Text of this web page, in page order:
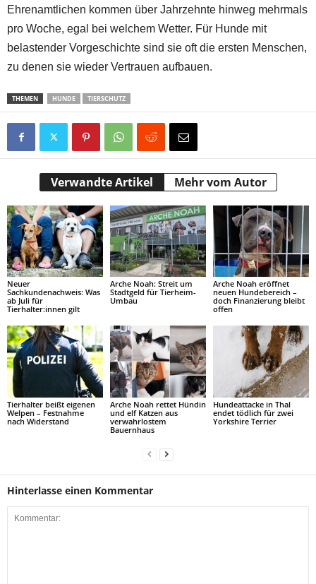
Ehrenamtlichen kommen über Jahrzehnte hinweg mehrmals
pro Woche, egal bei welchem Wetter. Für Hunde mit
belastender Vorgeschichte sind sie oft die ersten Menschen,
zu denen sie wieder Vertrauen aufbauen.
THEMEN HUNDE TIERSCHUTZ
Verwandte Artikel Mehr vom Autor
Neuer
Sachkundenachweis: Was
ab Juli für
Tierhalter:innen gilt
Arche Noah: Streit um
Stadtgeld für Tierheim-
Umbau
Arche Noah eröffnet
neuen Hundebereich –
doch Finanzierung bleibt
offen
Tierhalter beißt eigenen
Welpen – Festnahme
nach Widerstand
Arche Noah rettet Hündin
und elf Katzen aus
verwahrlostem
Bauernhaus
Hundeattacke in Thal
endet tödlich für zwei
Yorkshire Terrier
Hinterlasse einen Kommentar